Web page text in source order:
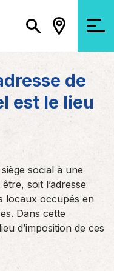
de
est le lieu
social à une
soit l’adresse
locaux occupés en
Dans cette
d’imposition de ces